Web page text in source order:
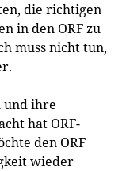
die richtigen
in den ORF zu
muss nicht tun,
und ihre
hat ORF-
den ORF
wieder